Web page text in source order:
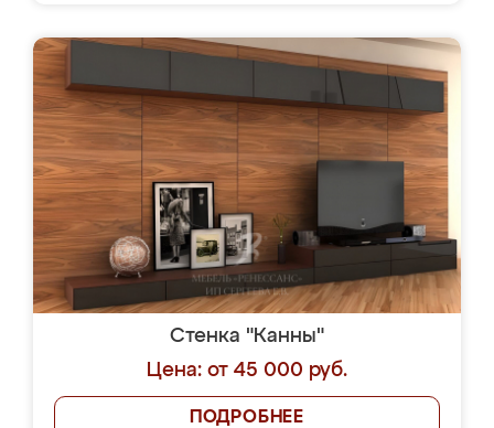
Стенка "Канны"
Цена: от 45 000 руб.
ПОДРОБНЕЕ